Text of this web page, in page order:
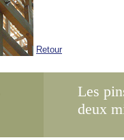
Retour
Les
deux